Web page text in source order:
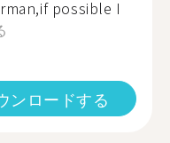
possible I
ンロードする